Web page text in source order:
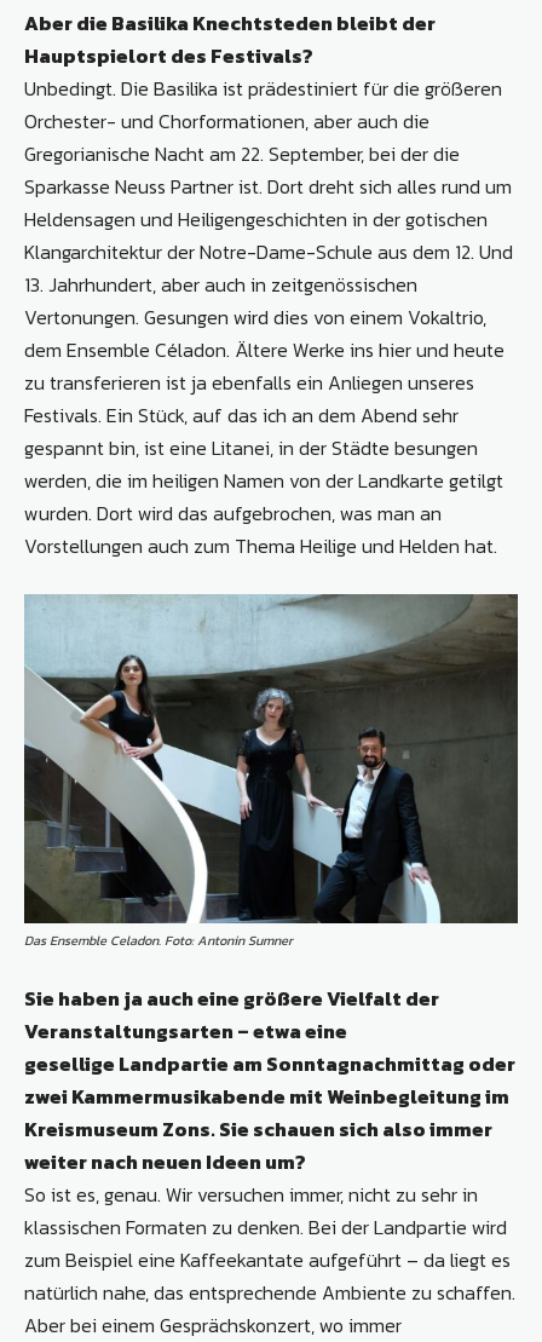
Aber die Basilika Knechtsteden bleibt der
Hauptspielort des Festivals?
Unbedingt. Die Basilika ist prädestiniert für die größeren
Orchester- und Chorformationen, aber auch die
Gregorianische Nacht am 22. September, bei der die
Sparkasse Neuss Partner ist. Dort dreht sich alles rund um
Heldensagen und Heiligengeschichten in der gotischen
Klangarchitektur der Notre-Dame-Schule aus dem 12. Und
13. Jahrhundert, aber auch in zeitgenössischen
Vertonungen. Gesungen wird dies von einem Vokaltrio,
dem Ensemble Céladon. Ältere Werke ins hier und heute
zu transferieren ist ja ebenfalls ein Anliegen unseres
Festivals. Ein Stück, auf das ich an dem Abend sehr
gespannt bin, ist eine Litanei, in der Städte besungen
werden, die im heiligen Namen von der Landkarte getilgt
wurden. Dort wird das aufgebrochen, was man an
Vorstellungen auch zum Thema Heilige und Helden hat.
Das Ensemble Celadon. Foto: Antonin Sumner
Sie haben ja auch eine größere Vielfalt der
Veranstaltungsarten – etwa eine
gesellige Landpartie am Sonntagnachmittag oder
zwei Kammermusikabende mit Weinbegleitung im
Kreismuseum Zons. Sie schauen sich also immer
weiter nach neuen Ideen um?
So ist es, genau. Wir versuchen immer, nicht zu sehr in
klassischen Formaten zu denken. Bei der Landpartie wird
zum Beispiel eine Kaffeekantate aufgeführt – da liegt es
natürlich nahe, das entsprechende Ambiente zu schaffen.
Aber bei einem Gesprächskonzert, wo immer